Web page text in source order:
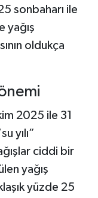
sonbaharı ile
yağış
oldukça
2025 ile 31
yılı”
ciddi bir
yağış
yüzde 25